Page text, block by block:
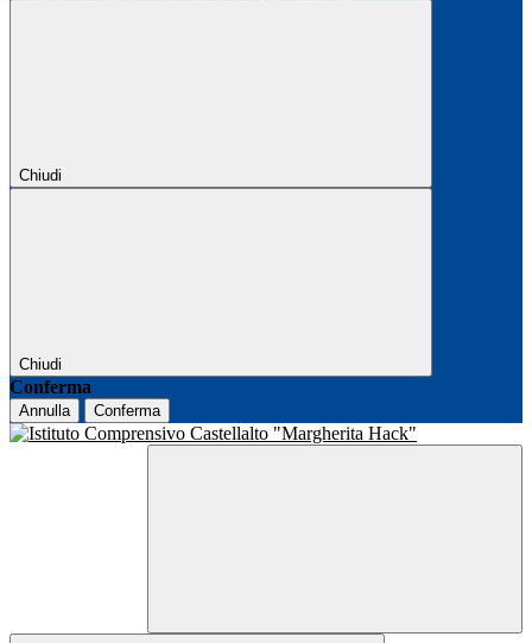
Chiudi
Chiudi
Conferma
Annulla Conferma